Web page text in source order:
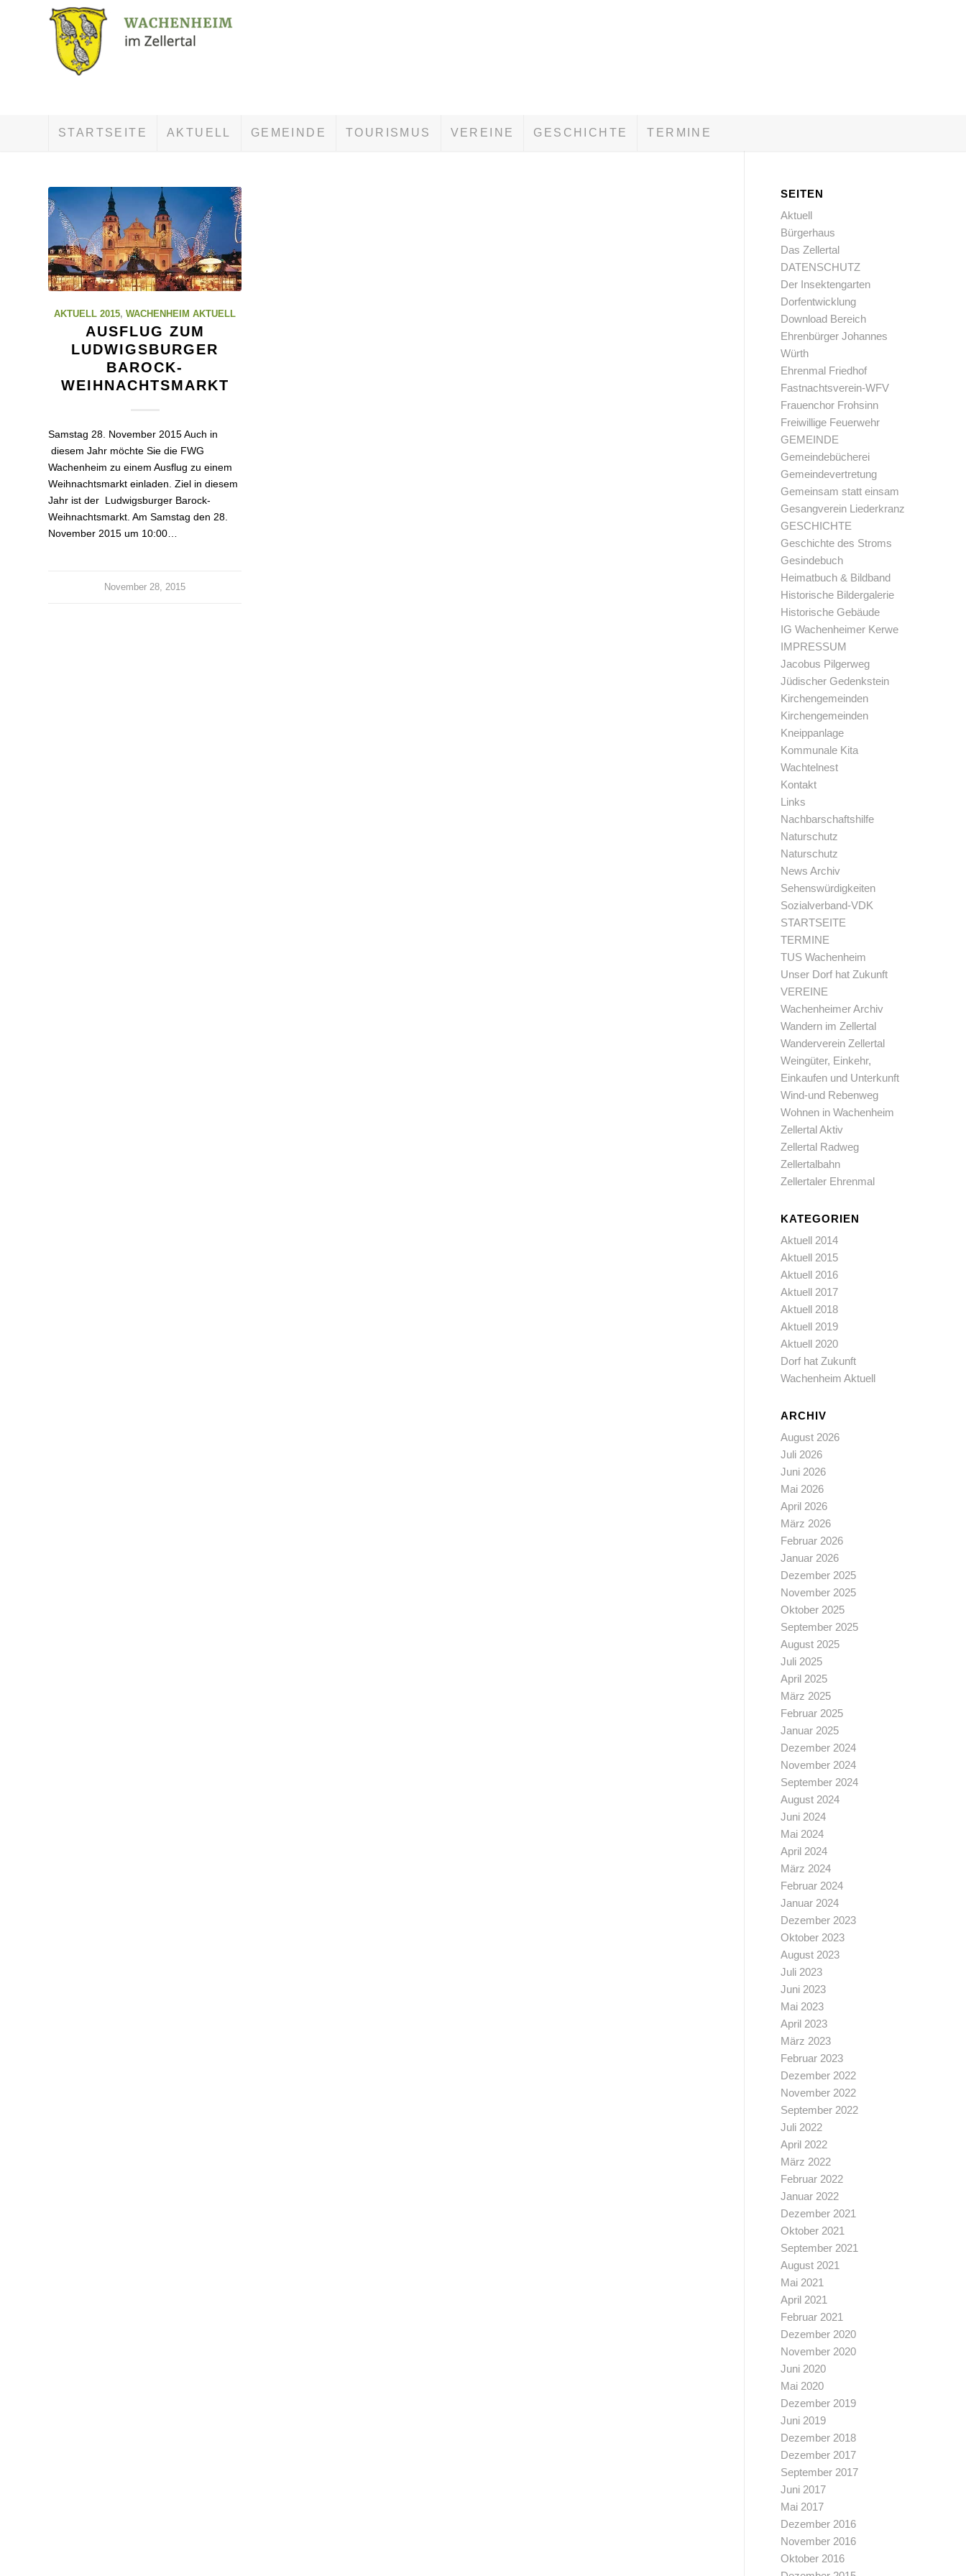
STARTSEITE AKTUELL GEMEINDE TOURISMUS VEREINE GESCHICHTE TERMINE
AKTUELL 2015,WACHENHEIM AKTUELL
AUSFLUG ZUM
LUDWIGSBURGER
BAROCK-
WEIHNACHTSMARKT
Samstag 28. November 2015 Auch in
diesem Jahr möchte Sie die FWG
Wachenheim zu einem Ausflug zu einem
Weihnachtsmarkt einladen. Ziel in diesem
Jahr ist der Ludwigsburger Barock-
Weihnachtsmarkt. Am Samstag den 28.
November 2015 um 10:00…
November 28, 2015
SEITEN
Aktuell
Bürgerhaus
Das Zellertal
DATENSCHUTZ
Der Insektengarten
Dorfentwicklung
Download Bereich
Ehrenbürger Johannes
Würth
Ehrenmal Friedhof
Fastnachtsverein-WFV
Frauenchor Frohsinn
Freiwillige Feuerwehr
GEMEINDE
Gemeindebücherei
Gemeindevertretung
Gemeinsam statt einsam
Gesangverein Liederkranz
GESCHICHTE
Geschichte des Stroms
Gesindebuch
Heimatbuch & Bildband
Historische Bildergalerie
Historische Gebäude
IG Wachenheimer Kerwe
IMPRESSUM
Jacobus Pilgerweg
Jüdischer Gedenkstein
Kirchengemeinden
Kirchengemeinden
Kneippanlage
Kommunale Kita
Wachtelnest
Kontakt
Links
Nachbarschaftshilfe
Naturschutz
Naturschutz
News Archiv
Sehenswürdigkeiten
Sozialverband-VDK
STARTSEITE
TERMINE
TUS Wachenheim
Unser Dorf hat Zukunft
VEREINE
Wachenheimer Archiv
Wandern im Zellertal
Wanderverein Zellertal
Weingüter, Einkehr,
Einkaufen und Unterkunft
Wind-und Rebenweg
Wohnen in Wachenheim
Zellertal Aktiv
Zellertal Radweg
Zellertalbahn
Zellertaler Ehrenmal
KATEGORIEN
Aktuell 2014
Aktuell 2015
Aktuell 2016
Aktuell 2017
Aktuell 2018
Aktuell 2019
Aktuell 2020
Dorf hat Zukunft
Wachenheim Aktuell
ARCHIV
August 2026
Juli 2026
Juni 2026
Mai 2026
April 2026
März 2026
Februar 2026
Januar 2026
Dezember 2025
November 2025
Oktober 2025
September 2025
August 2025
Juli 2025
April 2025
März 2025
Februar 2025
Januar 2025
Dezember 2024
November 2024
September 2024
August 2024
Juni 2024
Mai 2024
April 2024
März 2024
Februar 2024
Januar 2024
Dezember 2023
Oktober 2023
August 2023
Juli 2023
Juni 2023
Mai 2023
April 2023
März 2023
Februar 2023
Dezember 2022
November 2022
September 2022
Juli 2022
April 2022
März 2022
Februar 2022
Januar 2022
Dezember 2021
Oktober 2021
September 2021
August 2021
Mai 2021
April 2021
Februar 2021
Dezember 2020
November 2020
Juni 2020
Mai 2020
Dezember 2019
Juni 2019
Dezember 2018
Dezember 2017
September 2017
Juni 2017
Mai 2017
Dezember 2016
November 2016
Oktober 2016